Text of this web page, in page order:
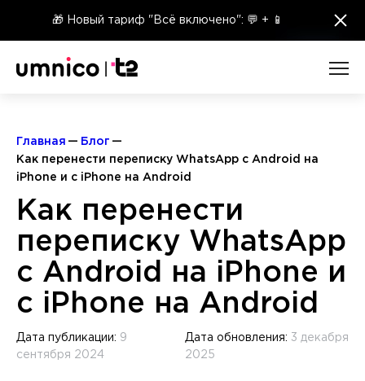
🎁 Новый тариф "Всё включено": 💬 + 📱 ×
Главная
Блог
Как перенести переписку WhatsApp с Android на
iPhone и с iPhone на Android
Как перенести
переписку WhatsApp
с Android на iPhone и
с iPhone на Android
Дата публикации: 9
сентября 2024
Дата обновления: 3 декабря
2025